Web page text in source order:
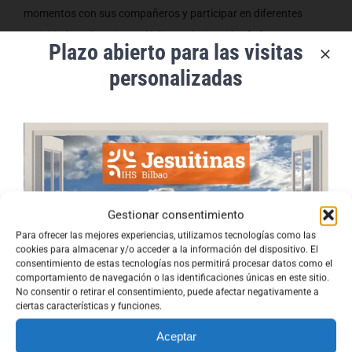
Gestionar consentimiento
Para ofrecer las mejores experiencias, utilizamos tecnologías como las
cookies para almacenar y/o acceder a la información del dispositivo. El
consentimiento de estas tecnologías nos permitirá procesar datos como el
comportamiento de navegación o las identificaciones únicas en este sitio.
No consentir o retirar el consentimiento, puede afectar negativamente a
ciertas características y funciones.
Aceptar
momentos con sus compañeros y participar en diferentes
actividades educativas y lúdicas relacionadas [...]
Plazo abierto para las visitas
personalizadas